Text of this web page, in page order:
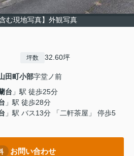
む現地写真】外観写真
坪数 32.60坪
田町小部字堂ノ前
台 」駅 徒歩25分
」駅 徒歩28分
」駅 バス13分 「二軒茶屋」 停歩5
お問い合わせ